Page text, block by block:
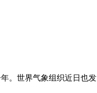
。世界气象组织近日也发